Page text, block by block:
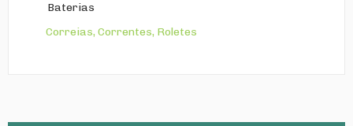
Baterias
Correias, Correntes, Roletes